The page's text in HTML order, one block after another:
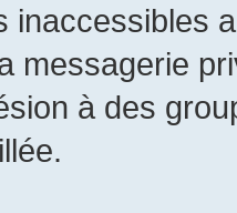
inaccessibles
messagerie
à des